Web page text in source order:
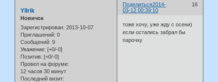
Поделиться 16
2014-
03-12 00:39:10
Yllrik
Новичок
Зарегистрирован: 2013-10-07
Приглашений: 0
Сообщений: 9
Уважение: [+0/-0]
Позитив: [+0/-0]
Провел на форуме:
12 часов 30 минут
Последний визит:
тоже хочу, уже жду с осени)
если остались забрал бы
парочку